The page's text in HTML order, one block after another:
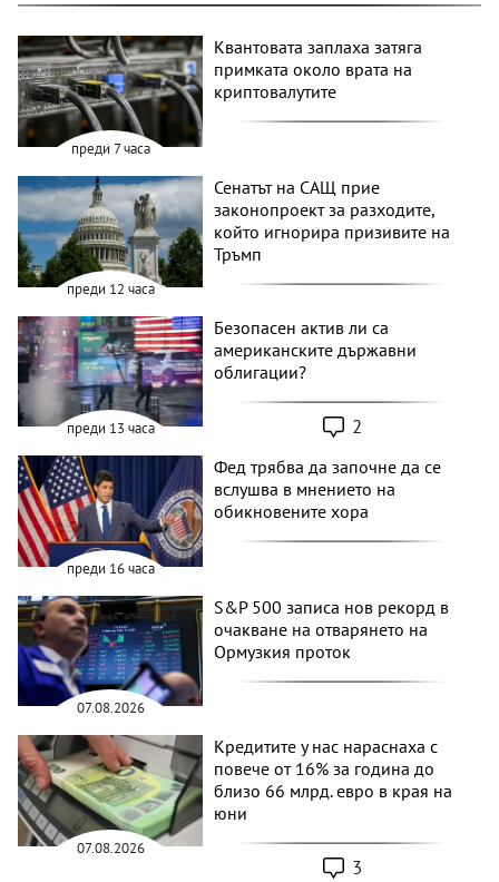
преди 7 часа
Квантовата заплаха затяга
примката около врата на
криптовалутите
преди 12 часа
Сенатът на САЩ прие
законопроект за разходите,
който игнорира призивите на
Тръмп
преди 13 часа
Безопасен актив ли са
американските държавни
облигации?
2
преди 16 часа
Фед трябва да започне да се
вслушва в мнението на
обикновените хора
07.08.2026
S&P 500 записа нов рекорд в
очакване на отварянето на
Ормузкия проток
07.08.2026
Кредитите у нас нараснаха с
повече от 16% за година до
близо 66 млрд. евро в края на
юни
3